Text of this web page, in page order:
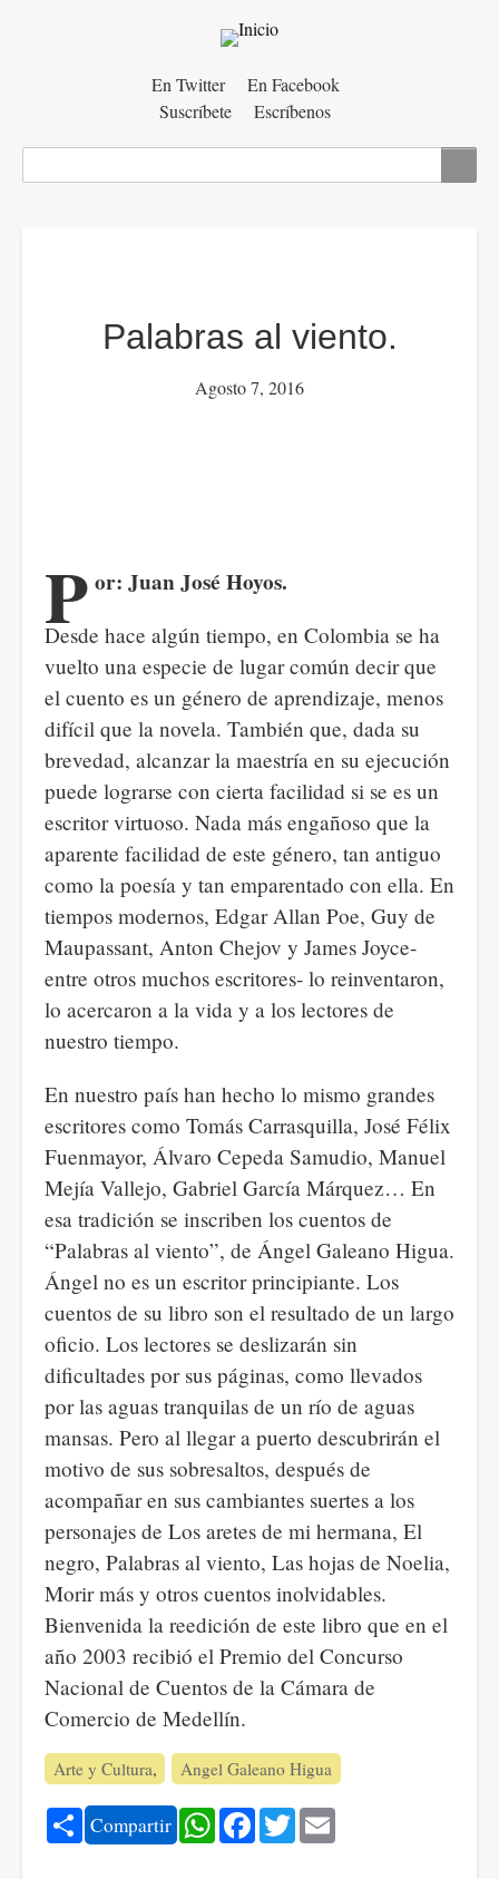
En Twitter
En Facebook
Suscríbete
Escríbenos
Palabras al viento.
Agosto 7, 2016
P or: Juan José Hoyos.
Desde hace algún tiempo, en Colombia se ha
vuelto una especie de lugar común decir que
el cuento es un género de aprendizaje, menos
difícil que la novela. También que, dada su
brevedad, alcanzar la maestría en su ejecución
puede lograrse con cierta facilidad si se es un
escritor virtuoso. Nada más engañoso que la
aparente facilidad de este género, tan antiguo
como la poesía y tan emparentado con ella. En
tiempos modernos, Edgar Allan Poe, Guy de
Maupassant, Anton Chejov y James Joyce-
entre otros muchos escritores- lo reinventaron,
lo acercaron a la vida y a los lectores de
nuestro tiempo.
En nuestro país han hecho lo mismo grandes
escritores como Tomás Carrasquilla, José Félix
Fuenmayor, Álvaro Cepeda Samudio, Manuel
Mejía Vallejo, Gabriel García Márquez… En
esa tradición se inscriben los cuentos de
“Palabras al viento”, de Ángel Galeano Higua.
Ángel no es un escritor principiante. Los
cuentos de su libro son el resultado de un largo
oficio. Los lectores se deslizarán sin
dificultades por sus páginas, como llevados
por las aguas tranquilas de un río de aguas
mansas. Pero al llegar a puerto descubrirán el
motivo de sus sobresaltos, después de
acompañar en sus cambiantes suertes a los
personajes de Los aretes de mi hermana, El
negro, Palabras al viento, Las hojas de Noelia,
Morir más y otros cuentos inolvidables.
Bienvenida la reedición de este libro que en el
año 2003 recibió el Premio del Concurso
Nacional de Cuentos de la Cámara de
Comercio de Medellín.
Arte y Cultura Angel Galeano Higua
Share
Compartir WhatsApp
Facebook
Twitter